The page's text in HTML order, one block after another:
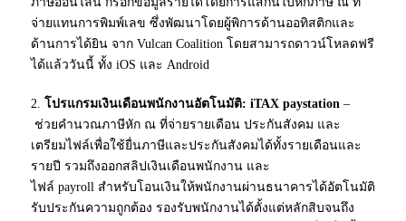
จ่ายแทนการพิมพ์เลข ซึ่งพัฒนาโดยผู้พิการด้านออทิสติกและ
ด้านการได้ยิน จาก Vulcan Coalition โดยสามารถดาวน์โหลดฟรี
ได้แล้ววันนี้ ทั้ง iOS และ Android
2. โปรแกรมเงินเดือนพนักงานอัตโนมัติ: iTAX paystation –
ช่วยคำนวณภาษีหัก ณ ที่จ่ายรายเดือน ประกันสังคม และ
เตรียมไฟล์เพื่อใช้ยื่นภาษีและประกันสังคมได้ทั้งรายเดือนและ
รายปี รวมถึงออกสลิปเงินเดือนพนักงาน และ
ไฟล์ payroll สำหรับโอนเงินให้พนักงานผ่านธนาคารได้อัตโนมัติ
รับประกันความถูกต้อง รองรับพนักงานได้ตั้งแต่หลักสิบจนถึง